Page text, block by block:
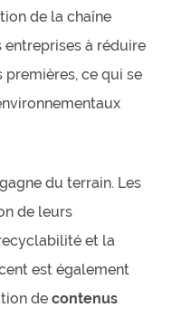
de la chaîne
entreprises à réduire
ce qui se
gagne du terrain. Les
de leurs
et la
est également
de contenus